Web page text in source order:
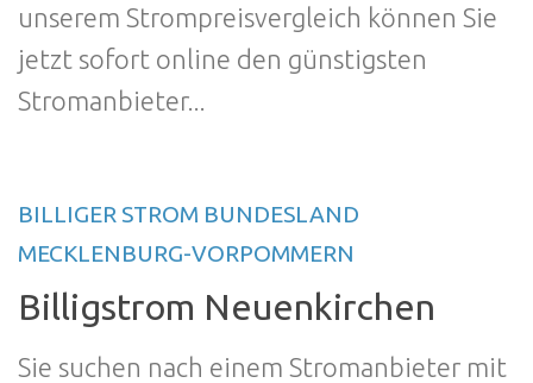
unserem Strompreisvergleich können Sie
jetzt sofort online den günstigsten
Stromanbieter...
BILLIGER STROM BUNDESLAND
MECKLENBURG-VORPOMMERN
Billigstrom Neuenkirchen
Sie suchen nach einem Stromanbieter mit